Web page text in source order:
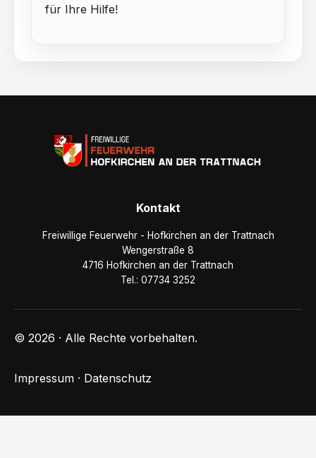
für Ihre Hilfe!
Kontakt
Freiwillige Feuerwehr - Hofkirchen an der Trattnach
Wengerstraße 8
4716 Hofkirchen an der Trattnach
Tel.: 07734 3252
© 2026 · Alle Rechte vorbehalten.
Impressum · Datenschutz